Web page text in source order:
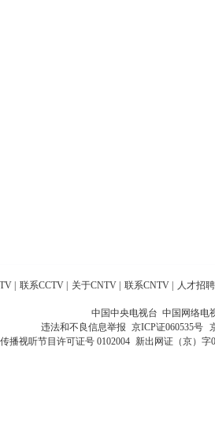
联系CCTV 关于CNTV 联系CNTV 人才招聘
中国中央电视台 中国网络电
违法和不良信息举报 京ICP证060535号
播视听节目许可证号 0102004 新出网证（京）